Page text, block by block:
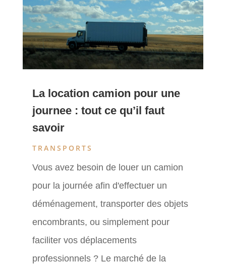
La location camion pour une
journee : tout ce qu’il faut
savoir
TRANSPORTS
Vous avez besoin de louer un camion
pour la journée afin d'effectuer un
déménagement, transporter des objets
encombrants, ou simplement pour
faciliter vos déplacements
professionnels ? Le marché de la